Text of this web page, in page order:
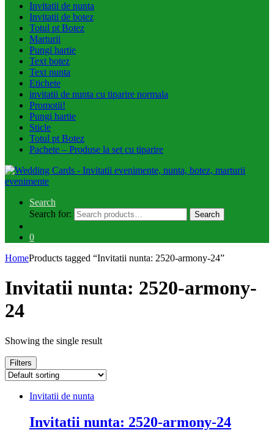
Invitatii de nunta
Invitatii de botez
Totul pt Botez
Marturii
Pungi hartie
Text botez
Text nunta
Etichete
invitatii de nunta cu tiparire normala
Promotii!
Pungi hartie
Sticle
Totul pt Botez
Pachete – Produse la set cu tiparire
Search
Search for:
Search
0
HomeProducts tagged “Invitatii nunta: 2520-armony-24”
Invitatii nunta: 2520-armony-
24
Showing the single result
Filters
Invitatii de nunta
Invitatii nunta: 2520-armony-24